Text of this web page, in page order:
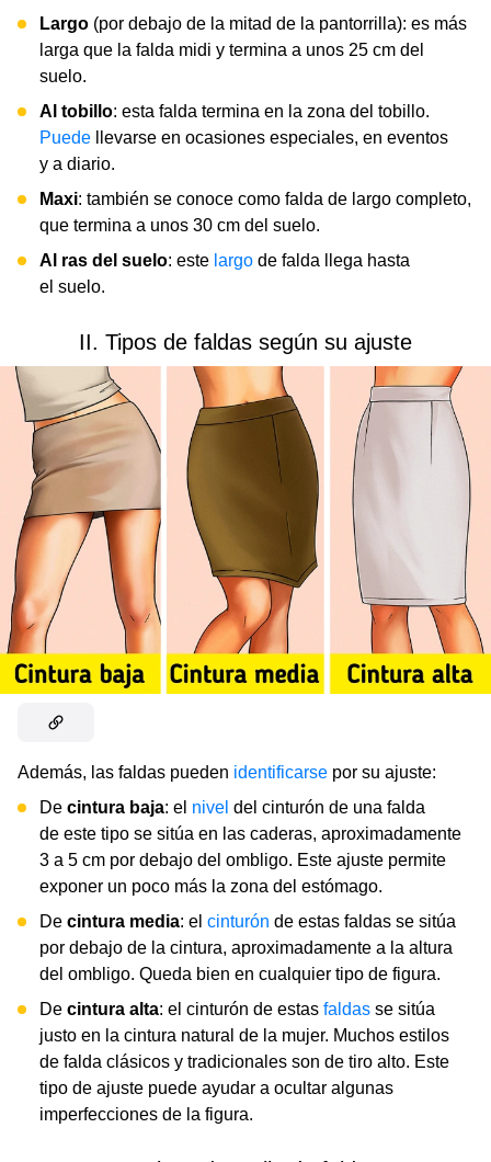
Largo (por debajo de la mitad de la pantorrilla): es más
larga que la falda midi y termina a unos 25 cm del
suelo.
Al tobillo: esta falda termina en la zona del tobillo.
Puede
llevarse en ocasiones especiales, en eventos
y a diario.
Maxi: también se conoce como falda de largo completo,
que termina a unos 30 cm del suelo.
Al ras del suelo: este largo de falda llega hasta
el suelo.
II. Tipos de faldas según su ajuste
Además, las faldas pueden identificarse por su ajuste:
De cintura baja: el nivel del cinturón de una falda
de este tipo se sitúa en las caderas, aproximadamente
3 a 5 cm por debajo del ombligo. Este ajuste permite
exponer un poco más la zona del estómago.
De cintura media: el cinturón de estas faldas se sitúa
por debajo de la cintura, aproximadamente a la altura
del ombligo. Queda bien en cualquier tipo de figura.
De cintura alta: el cinturón de estas faldas se sitúa
justo en la cintura natural de la mujer. Muchos estilos
de falda clásicos y tradicionales son de tiro alto. Este
tipo de ajuste puede ayudar a ocultar algunas
imperfecciones de la figura.